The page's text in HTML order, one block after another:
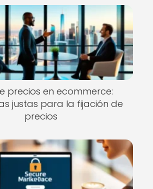
precios en ecommerce:
justas para la fijación de
precios